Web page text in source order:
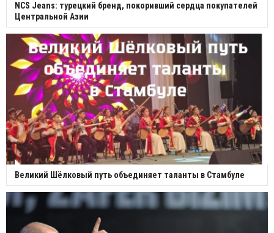
NCS Jeans: турецкий бренд, покоривший сердца покупателей
Центральной Азии
Великий Шёлковый путь объединяет таланты в Стамбуле